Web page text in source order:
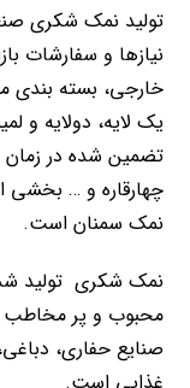
تولید نمک شکری
نیازها و سفارشات
یک لایه، دولایه و
تضمین شده در زمان
چهارقاره و … بخشی
نمک سمنان است.
نمک شکری تولید
محبوب و پر مخاطب
صنایع حفاری،